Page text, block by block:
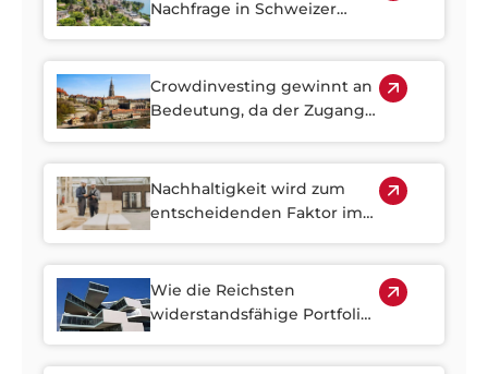
Nachfrage in Schweizer
Crowdinvesting gewinnt an
Bedeutung, da der Zugang
Nachhaltigkeit wird zum
entscheidenden Faktor im
Wie die Reichsten
widerstandsfähige Portfolios
Immobilien dabei eine